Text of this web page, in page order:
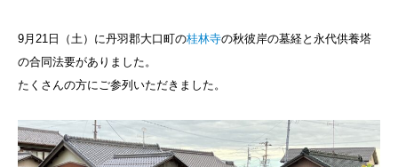
9月21日（土）に丹羽郡大口町の桂林寺の秋彼岸の墓経と永代供養塔
の合同法要がありました。
たくさんの方にご参列いただきました。